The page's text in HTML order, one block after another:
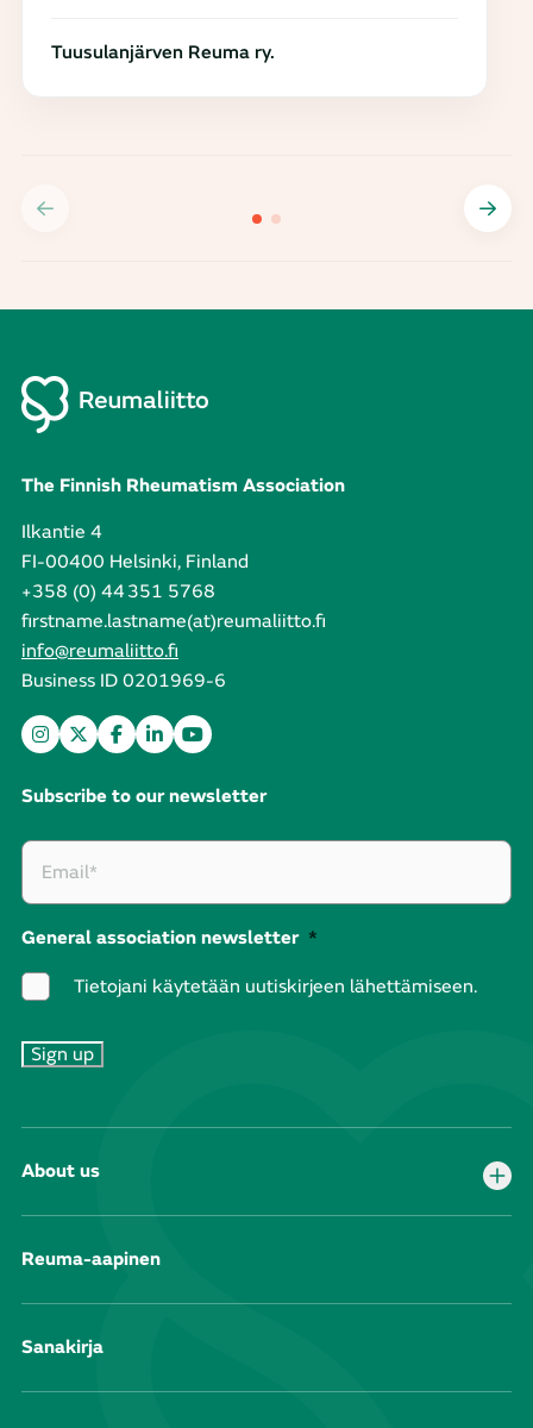
Tuusulanjärven Reuma ry.
The Finnish Rheumatism Association
Ilkantie 4
FI-00400 Helsinki, Finland
+358 (0) 44 351 5768
firstname.lastname(at)reumaliitto.fi
info@reumaliitto.fi
Business ID 0201969-6
Subscribe to our newsletter
General association newsletter *
Tietojani käytetään uutiskirjeen lähettämiseen.
About us
Reuma-aapinen
Sanakirja